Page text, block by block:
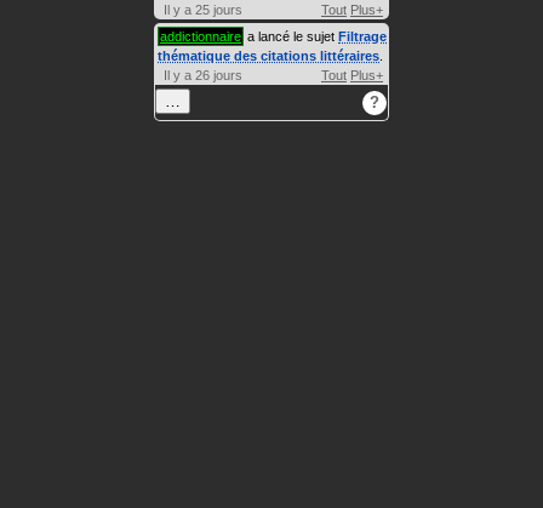
Il y a 25 jours
Tout Plus+
addictionnaire a lancé le sujet Filtrage
thématique des citations littéraires
Il y a 26 jours
Tout Plus+
?